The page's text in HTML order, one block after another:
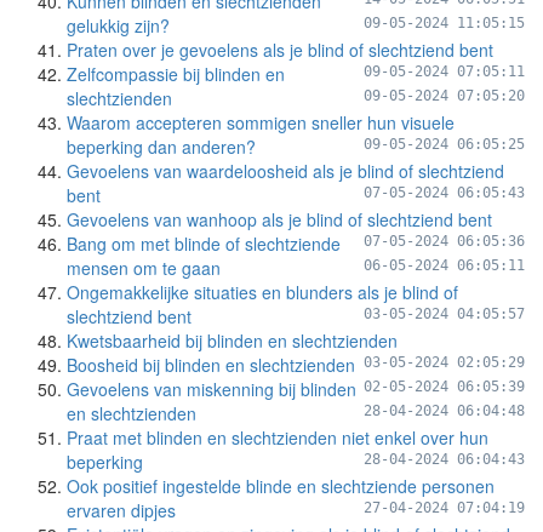
gelukkig zijn?
09-05-2024 11:05:15
Praten over je gevoelens als je blind of slechtziend bent
09-05-2024 07:05:11
Zelfcompassie bij blinden en
slechtzienden
09-05-2024 07:05:20
Waarom accepteren sommigen sneller hun visuele
beperking dan anderen?
09-05-2024 06:05:25
Gevoelens van waardeloosheid als je blind of slechtziend
bent
07-05-2024 06:05:43
Gevoelens van wanhoop als je blind of slechtziend bent
07-05-2024 06:05:36
Bang om met blinde of slechtziende
mensen om te gaan
06-05-2024 06:05:11
Ongemakkelijke situaties en blunders als je blind of
slechtziend bent
03-05-2024 04:05:57
Kwetsbaarheid bij blinden en slechtzienden
03-05-2024 02:05:29
Boosheid bij blinden en slechtzienden
02-05-2024 06:05:39
Gevoelens van miskenning bij blinden
en slechtzienden
28-04-2024 06:04:48
Praat met blinden en slechtzienden niet enkel over hun
beperking
28-04-2024 06:04:43
Ook positief ingestelde blinde en slechtziende personen
ervaren dipjes
27-04-2024 07:04:19